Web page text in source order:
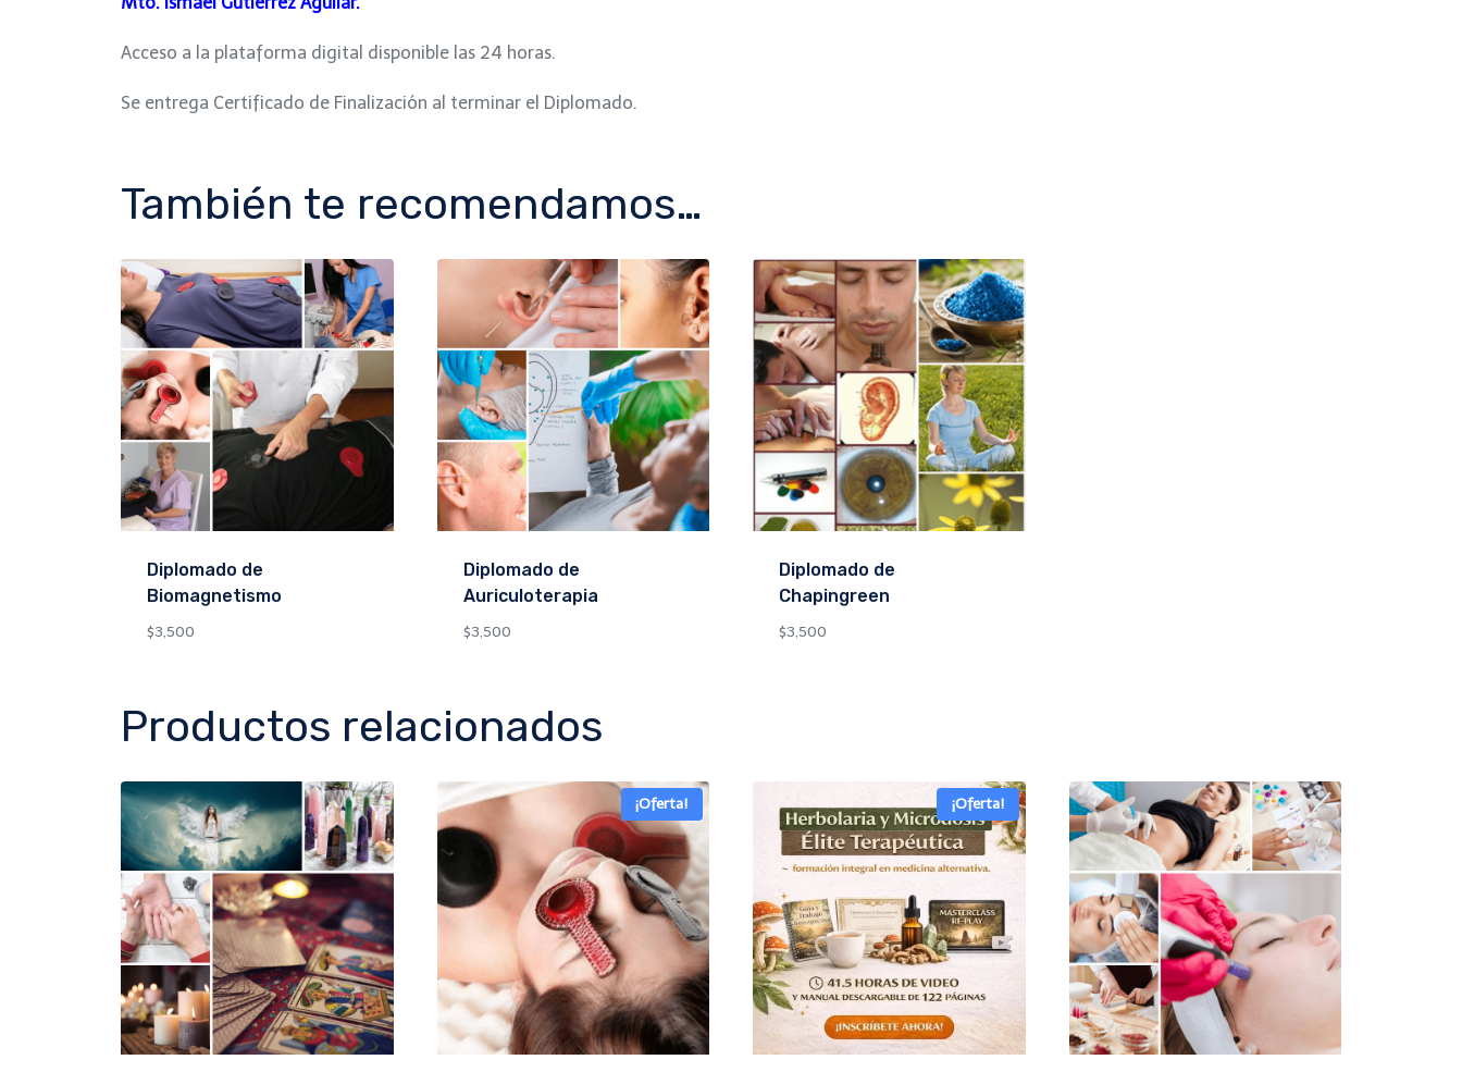
Acceso a la plataforma digital disponible las 24 horas.
Se entrega Certificado de Finalización al terminar el Diplomado.
También te recomendamos…
Diplomado de
Biomagnetismo
$3,500
Diplomado de
Auriculoterapia
$3,500
Diplomado de
Chapingreen
$3,500
Productos relacionados
¡Oferta! ¡Oferta!